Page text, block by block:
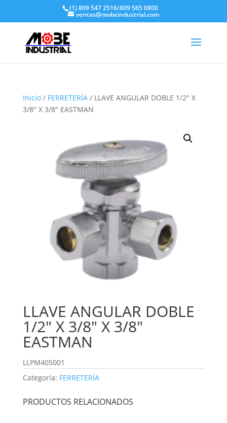
(1) 809 547 2516/809 565 0800
ventas@mobeindustrial.com
Inicio/ FERRETERÍA/ LLAVE ANGULAR DOBLE 1/2″ X
3/8″ X 3/8″ EASTMAN
LLAVE ANGULAR DOBLE
1/2″ X 3/8″ X 3/8″
EASTMAN
LLPM405001
Categoría: FERRETERÍA
PRODUCTOS RELACIONADOS